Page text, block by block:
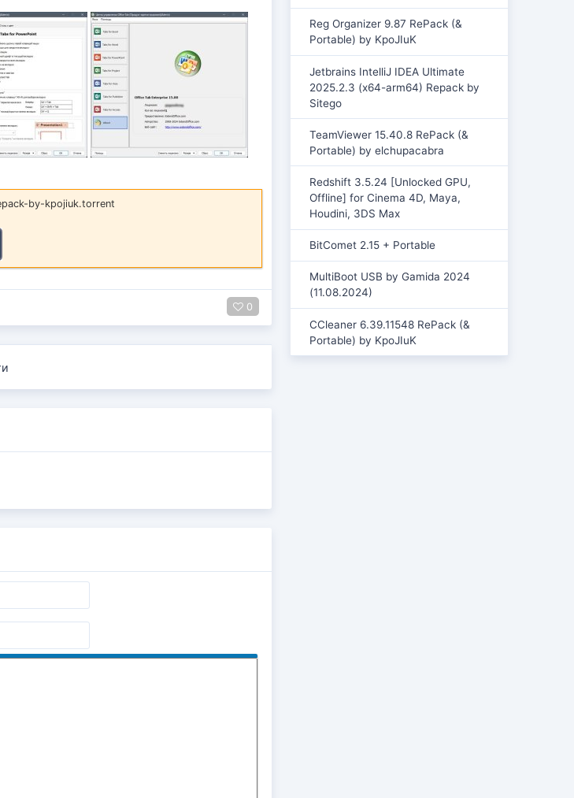
by-kpojiuk.torrent
0
Reg Organizer 9.87 RePack (&
Portable) by KpoJIuK
Jetbrains IntelliJ IDEA Ultimate
2025.2.3 (x64-arm64) Repack by
Sitego
TeamViewer 15.40.8 RePack (&
Portable) by elchupacabra
Redshift 3.5.24 [Unlocked GPU,
Offline] for Cinema 4D, Maya,
Houdini, 3DS Max
BitComet 2.15 + Portable
MultiBoot USB by Gamida 2024
(11.08.2024)
CCleaner 6.39.11548 RePack (&
Portable) by KpoJIuK